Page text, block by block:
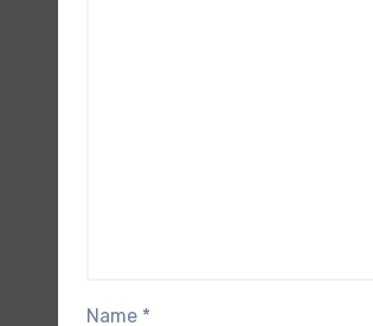
Name *